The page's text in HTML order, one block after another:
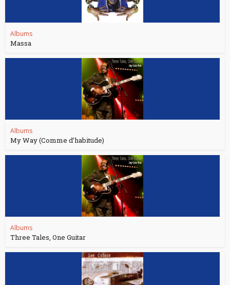
Albums
Massa
Albums
My Way (Comme d’habitude)
Albums
Three Tales, One Guitar